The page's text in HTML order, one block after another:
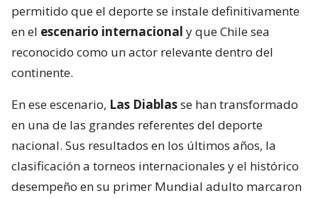
permitido que el deporte se instale definitivamente
en el escenario internacional y que Chile sea
reconocido como un actor relevante dentro del
continente.
En ese escenario, Las Diablasse han transformado
en una de las grandes referentes del deporte
nacional. Sus resultados en los últimos años, la
clasificación a torneos internacionales y el histórico
desempeño en su primer Mundial adulto marcaron